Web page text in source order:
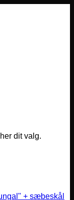
dit valg.